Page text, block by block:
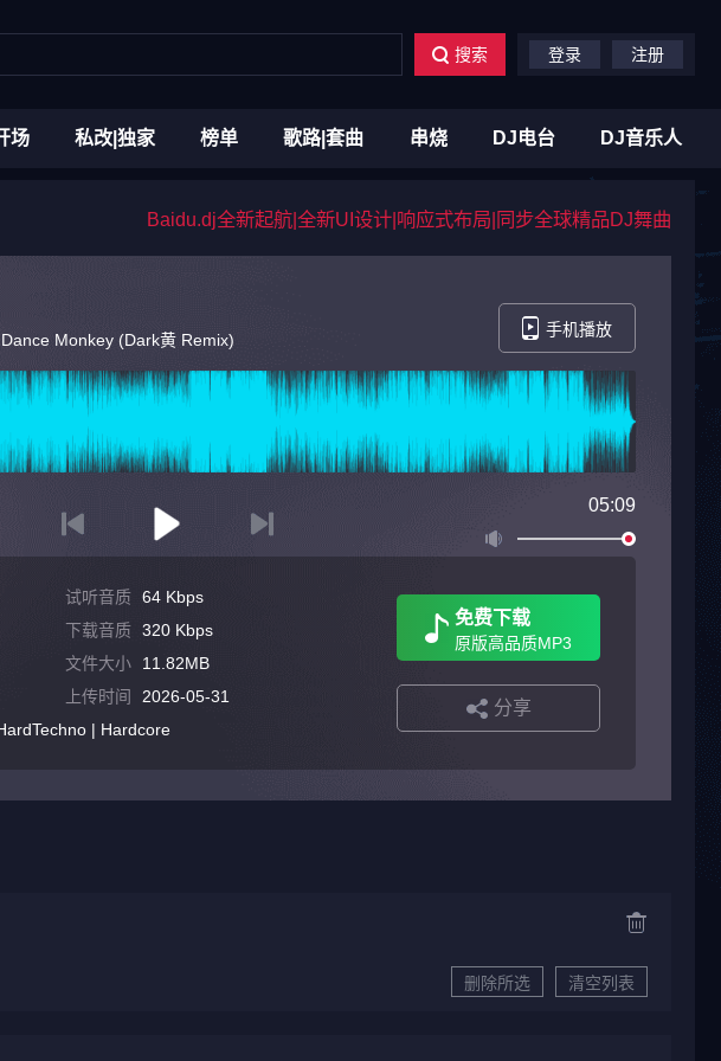
搜索 登录 注册
场 私改|独家 榜单 歌路|套曲 串烧 DJ电台 DJ音乐人
Baidu.dj全新起航|全新UI设计|响应式布局|同步全球精品DJ舞曲
Monkey (Dark黄 Remix)
手机播放
05:09
试听音质 64 Kbps
下载音质 320 Kbps
文件大小
11.82MB
上传时间
2026-05-31
| Hardcore
免费下载
原版高品质MP3
分享
删除所选 清空列表